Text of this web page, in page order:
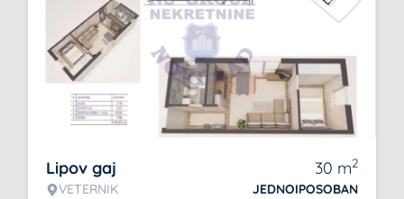
Lipov gaj
VETERNIK
30 m2
JEDNOIPOSOBAN